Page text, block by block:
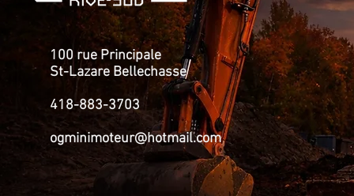
100 rue Principale
St-Lazare Bellechasse
418-883-3703
ogminimoteur@hotmail.com